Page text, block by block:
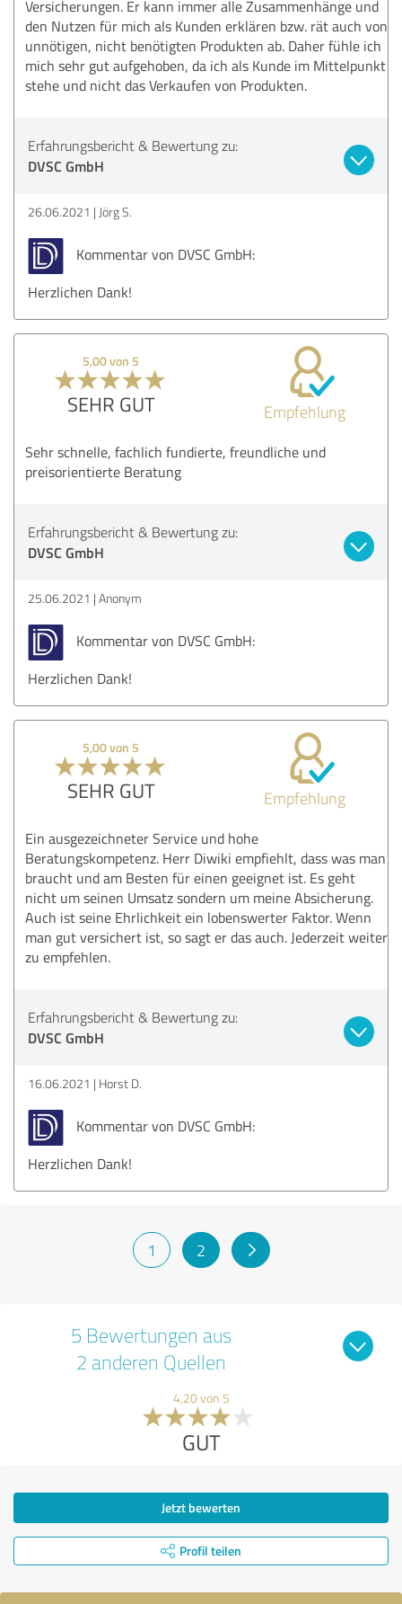
Versicherungen. Er kann immer alle Zusammenhänge und
den Nutzen für mich als Kunden erklären bzw. rät auch von
unnötigen, nicht benötigten Produkten ab. Daher fühle ich
mich sehr gut aufgehoben, da ich als Kunde im Mittelpunkt
stehe und nicht das Verkaufen von Produkten.
Erfahrungsbericht & Bewertung zu:
DVSC GmbH
26.06.2021 Jörg S.
Kommentar von DVSC GmbH:
Herzlichen Dank!
5,00 von 5
SEHR GUT Empfehlung
Sehr schnelle, fachlich fundierte, freundliche und
preisorientierte Beratung
Erfahrungsbericht & Bewertung zu:
DVSC GmbH
25.06.2021 Anonym
Kommentar von DVSC GmbH:
Herzlichen Dank!
5,00 von 5
SEHR GUT Empfehlung
Ein ausgezeichneter Service und hohe
Beratungskompetenz. Herr Diwiki empfiehlt, dass was man
braucht und am Besten für einen geeignet ist. Es geht
nicht um seinen Umsatz sondern um meine Absicherung.
Auch ist seine Ehrlichkeit ein lobenswerter Faktor. Wenn
man gut versichert ist, so sagt er das auch. Jederzeit weiter
zu empfehlen.
Erfahrungsbericht & Bewertung zu:
DVSC GmbH
16.06.2021 Horst D.
Kommentar von DVSC GmbH:
Herzlichen Dank!
1 2
5 Bewertungen aus
2 anderen Quellen
4,20 von 5
GUT
Jetzt bewerten
Profil teilen